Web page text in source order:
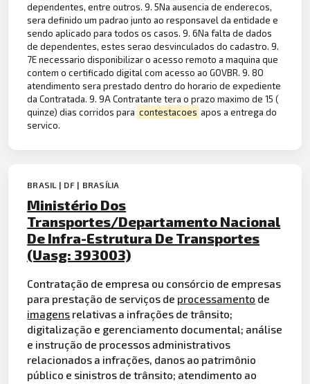
dependentes, entre outros. 9. 5Na ausencia de enderecos,
sera definido um padrao junto ao responsavel da entidade e
sendo aplicado para todos os casos. 9. 6Na falta de dados
de dependentes, estes serao desvinculados do cadastro. 9.
7E necessario disponibilizar o acesso remoto a maquina que
contem o certificado digital com acesso ao GOVBR. 9. 8O
atendimento sera prestado dentro do horario de expediente
da Contratada. 9. 9A Contratante tera o prazo maximo de 15 (
quinze) dias corridos para contestacoes apos a entrega do
servico.
BRASIL | DF | BRASÍLIA
Ministério Dos
Transportes/Departamento Nacional
De Infra-Estrutura De Transportes
(Uasg: 393003)
Contratação de empresa ou consórcio de empresas
para prestação de serviços de processamento de
imagens relativas a infrações de trânsito;
digitalização e gerenciamento documental; análise
e instrução de processos administrativos
relacionados a infrações, danos ao patrimônio
público e sinistros de trânsito; atendimento ao